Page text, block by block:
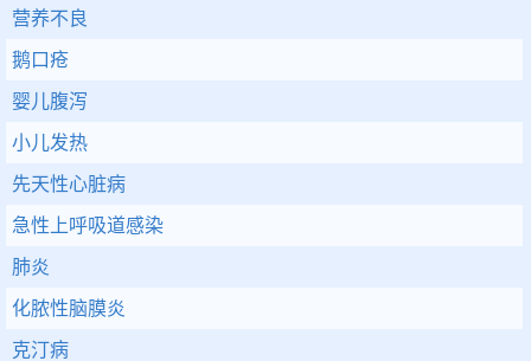
营养不良
鹅口疮
婴儿腹泻
小儿发热
先天性心脏病
急性上呼吸道感染
肺炎
化脓性脑膜炎
克汀病